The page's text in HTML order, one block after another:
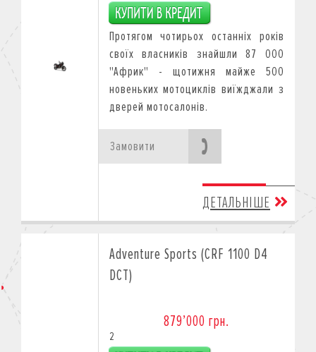
Протягом чотирьох останніх років
своїх власників знайшли 87 000
"Африк" - щотижня майже 500
новеньких мотоциклів виїжджали з
дверей мотосалонів.
Замовити
ДЕТАЛЬНІШЕ
Adventure Sports (CRF 1100 D4
DCT)
879’000 грн.
2